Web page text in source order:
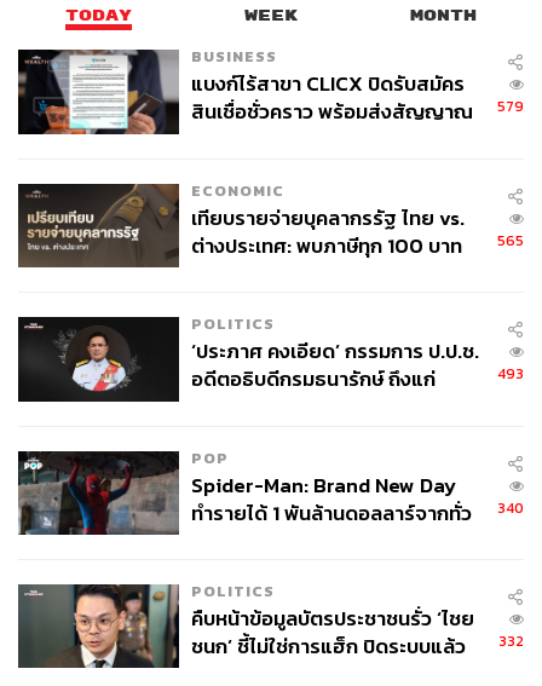
TODAY WEEK MONTH
BUSINESS
แบงก์ไร้สาขา CLICX ปิดรับสมัคร
สินเชื่อชั่วคราว พร้อมส่งสัญญาณ
579
ECONOMIC
เทียบรายจ่ายบุคลากรรัฐ ไทย vs.
ต่างประเทศ: พบภาษีทุก 100 บาท
565
POLITICS
‘ประภาศ คงเอียด’ กรรมการ ป.ป.ช.
อดีตอธิบดีกรมธนารักษ์ ถึงแก่
493
POP
Spider-Man: Brand New Day
ทำรายได้ 1 พันล้านดอลลาร์จากทั่ว
340
POLITICS
คืบหน้าข้อมูลบัตรประชาชนรั่ว ‘ไชย
ชนก’ ชี้ไม่ใช่การแฮ็ก ปิดระบบแล้ว
332